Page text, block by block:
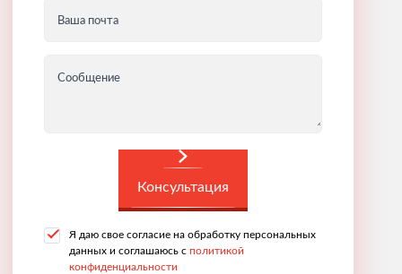
Ваша почта
Сообщение
Консультация
Я даю свое согласие на обработку персональных
данных и соглашаюсь с политикой
конфиденциальности